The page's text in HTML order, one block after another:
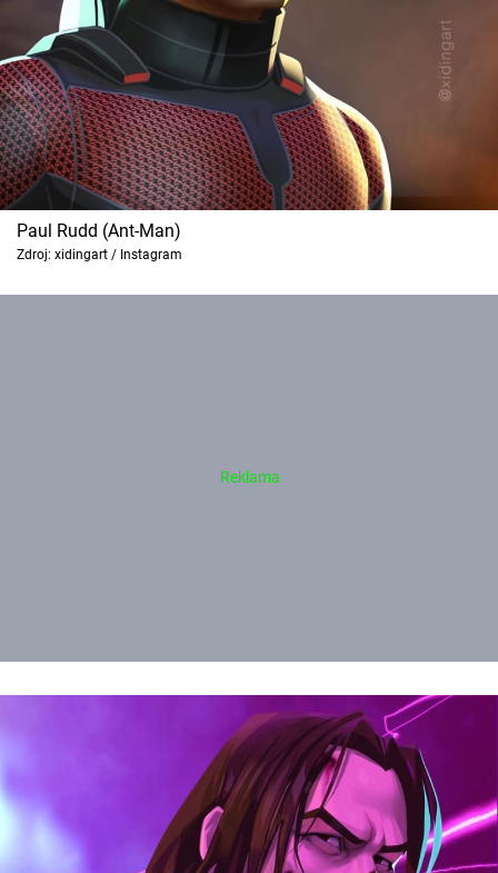
Paul Rudd (Ant-Man)
Zdroj: xidingart / Instagram